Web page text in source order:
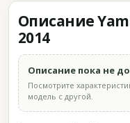
Описание
2014
Описание пока не
Посмотрите
модель с другой.